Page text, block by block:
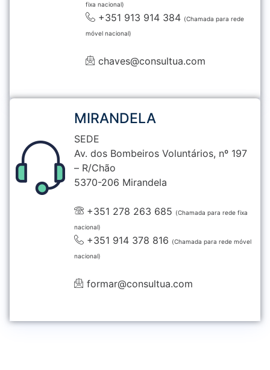
fixa nacional)
+351 913 914 384 (Chamada para rede
móvel nacional)
chaves@consultua.com
MIRANDELA
SEDE
Av. dos Bombeiros Voluntários, nº 197
– R/Chão
5370-206 Mirandela
+351 278 263 685 (Chamada para rede fixa
nacional)
+351 914 378 816 (Chamada para rede móvel
nacional)
formar@consultua.com